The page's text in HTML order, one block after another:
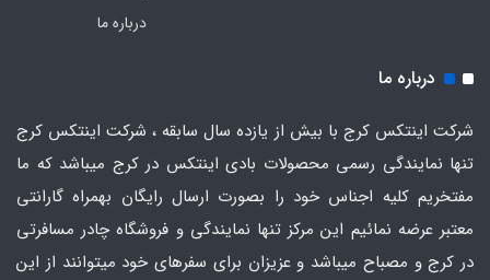
درباره ما
درباره ما
شرکت اینتکس کرج با بیش از یازده سال سابقه ، شرکت اینتکس کرج
تنها نمایندگی رسمی محصولات بادی اینتکس در کرج میباشد که ما
مفتخریم کلیه اجناس خود را بصورت ارسال رایگان بهمراه گارانتی
معتبر عرضه نمائیم این مرکز تنها نمایندگی و فروشگاه چادر مسافرتی
در کرج و مصباح میباشد و عزیزان برای سفرهای خود میتوانند از این